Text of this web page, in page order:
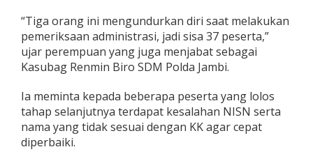
“Tiga orang ini mengundurkan diri saat melakukan
pemeriksaan administrasi, jadi sisa 37 peserta,”
ujar perempuan yang juga menjabat sebagai
Kasubag Renmin Biro SDM Polda Jambi.
Ia meminta kepada beberapa peserta yang lolos
tahap selanjutnya terdapat kesalahan NISN serta
nama yang tidak sesuai dengan KK agar cepat
diperbaiki.